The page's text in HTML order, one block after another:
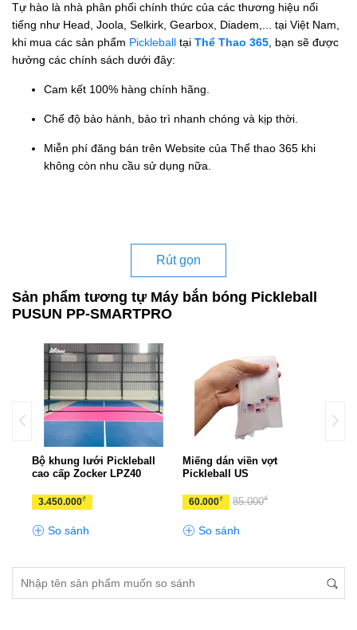
Tự hào là nhà phân phối chính thức của các thương hiệu nổi
tiếng như Head, Joola, Selkirk, Gearbox, Diadem,... tại Việt Nam,
khi mua các sản phẩm Pickleball tại Thể Thao 365 , bạn sẽ được
hưởng các chính sách dưới đây:
Cam kết 100% hàng chính hãng.
Chế độ bảo hành, bảo trì nhanh chóng và kịp thời.
Miễn phí đăng bán trên Website của Thể thao 365 khi
không còn nhu cầu sử dụng nữa.
Rút gọn
Sản phẩm tương tự Máy bắn bóng Pickleball
PUSUN PP-SMARTPRO
Bộ khung lưới Pickleball
cao cấp Zocker LPZ40
3.450.000₫
So sánh
Miếng dán viền vợt
Pickleball US
60.000₫ 85.000₫
So sánh